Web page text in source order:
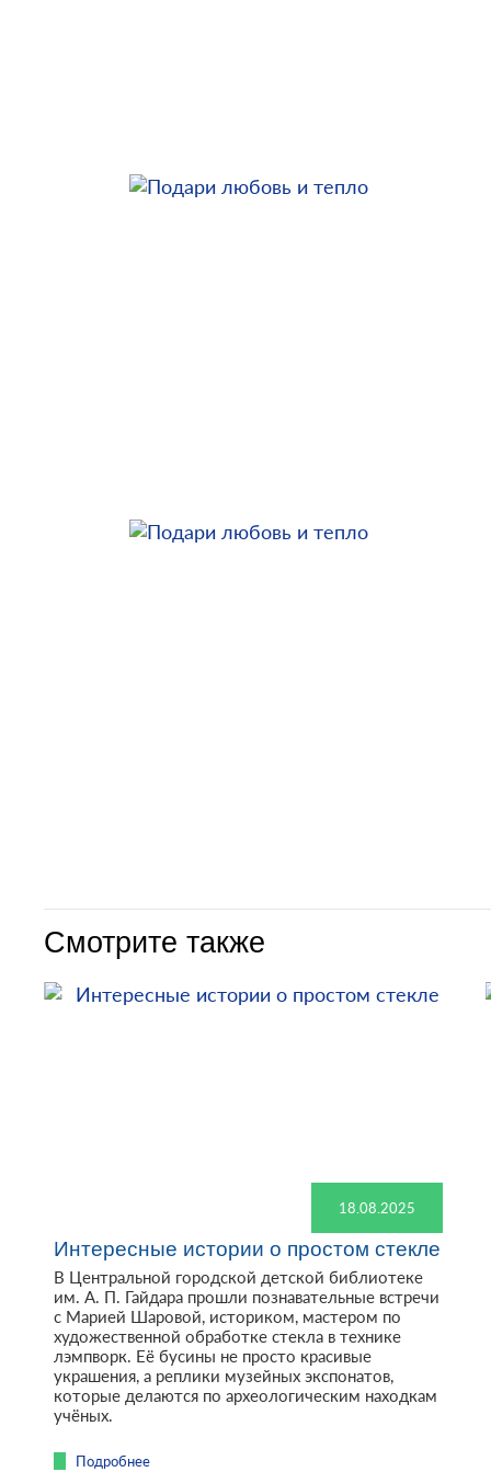
Смотрите также
18.08.2025
Интересные истории о простом стекле
В Центральной городской детской библиотеке
им. А. П. Гайдара прошли познавательные встречи
с Марией Шаровой, историком, мастером по
художественной обработке стекла в технике
лэмпворк. Её бусины не просто красивые
украшения, а реплики музейных экспонатов,
которые делаются по археологическим находкам
учёных.
Подробнее